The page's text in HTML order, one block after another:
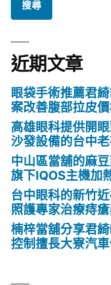
鍵
字:
近期文章
眼袋手術推薦君
案改善腹部拉皮
高雄眼科提供開
沙發設備的台中
中山區當舖的麻
旗下IQOS主機加
台中眼科的新竹
照護專家治療痔
楠梓當舖分享君
控制擅長大寮汽